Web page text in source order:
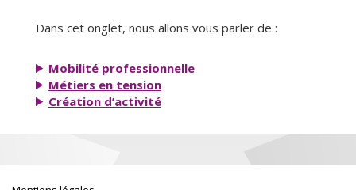
Dans cet onglet, nous allons vous parler de :
Mobilité professionnelle
Métiers en tension
Création d’activité